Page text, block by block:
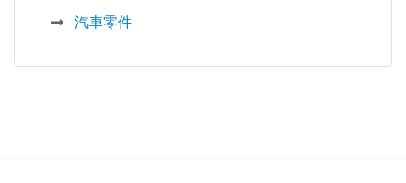
汽車零件